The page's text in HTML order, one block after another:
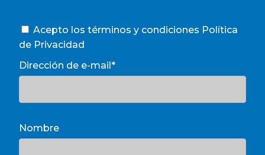
Acepto los términos y condiciones Política
de Privacidad
Dirección de e-mail*
Nombre